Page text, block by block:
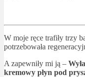
W moje ręce trafiły trzy
potrzebowała
A zapewniły mi ją –
kremowy płyn pod